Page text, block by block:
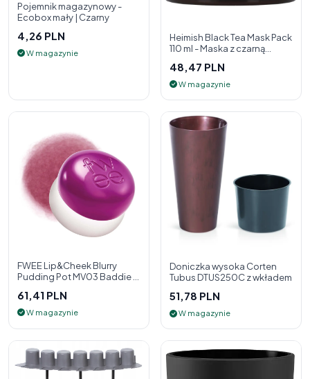
Pojemnik magazynowy -
Ecobox mały | Czarny
4,26 PLN
W magazynie
Heimish Black Tea Mask Pack
110 ml - Maska z czarną
48,47 PLN
W magazynie
FWEE Lip&Cheek Blurry
Pudding Pot MV03 Baddie 5
policzk
61,41 PLN
W magazynie
Doniczka wysoka Corten
Tubus DTUS250C z wkładem
51,78 PLN
W magazynie